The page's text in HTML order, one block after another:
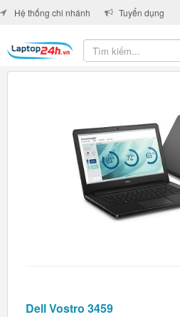
Hệ thống chi nhánh Tuyển dụng
Dell Vostro 3459